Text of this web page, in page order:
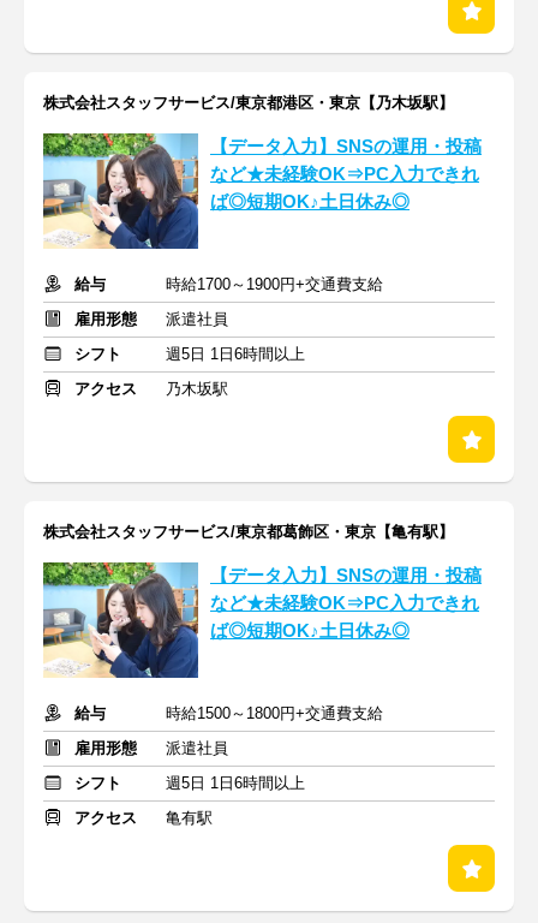
株式会社スタッフサービス/東京都港区・東京【乃木坂駅】
【データ入力】SNSの運用・投稿
など★未経験OK⇒PC入力できれ
ば◎短期OK♪土日休み◎
給与
時給1700～1900円+交通費支給
雇用形態
派遣社員
シフト
週5日 1日6時間以上
アクセス
乃木坂駅
株式会社スタッフサービス/東京都葛飾区・東京【亀有駅】
【データ入力】SNSの運用・投稿
など★未経験OK⇒PC入力できれ
ば◎短期OK♪土日休み◎
給与
時給1500～1800円+交通費支給
雇用形態
派遣社員
シフト
週5日 1日6時間以上
アクセス
亀有駅